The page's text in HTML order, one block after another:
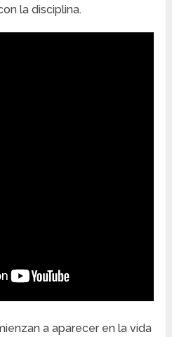
la disciplina.
a aparecer en la vida